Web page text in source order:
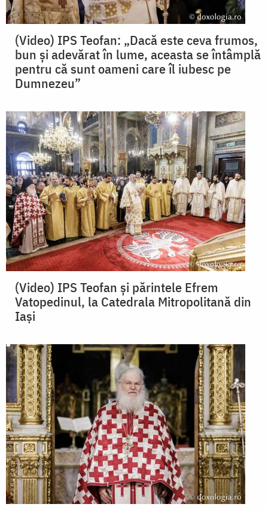
(Video) IPS Teofan: „Dacă este ceva frumos,
bun și adevărat în lume, aceasta se întâmplă
pentru că sunt oameni care îl iubesc pe
Dumnezeu”
(Video) IPS Teofan și părintele Efrem
Vatopedinul, la Catedrala Mitropolitană din
Iași